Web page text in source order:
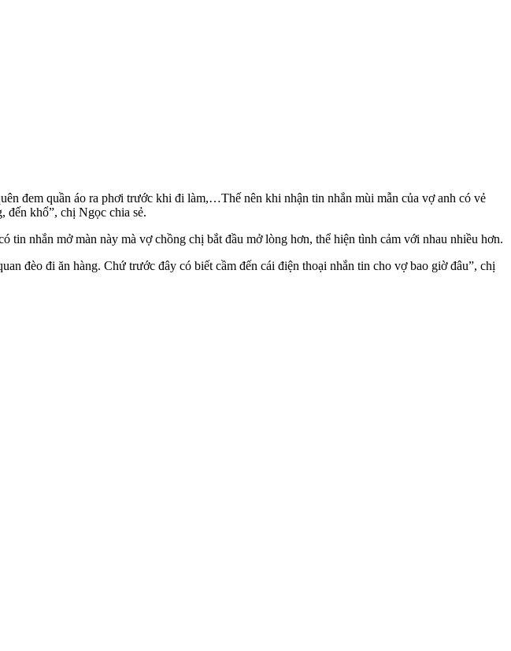
đem quần áo ra phơi trước khi đi làm,…Thế nên khi nhận tin nhắn mùi mẫn của vợ anh có vẻ
đến khổ”, chị Ngọc chia sẻ.
nhắn mở màn này mà vợ chồng chị bắt đầu mở lòng hơn, thể hiện tình cảm với nhau nhiều hơn.
đèo đi ăn hàng. Chứ trước đây có biết cầm đến cái điện thoại nhắn tin cho vợ bao giờ đâu”, chị